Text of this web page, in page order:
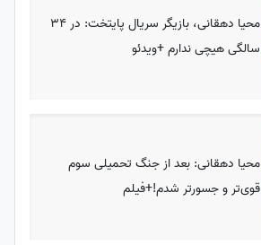
محیا دهقانی، بازیگر سریال پایتخت: در 34
سالگی هیچی ندارم +ویدئو
محیا دهقانی: بعد از جنگ تحمیلی سوم
قوی‌تر و جسورتر شدم!+فیلم